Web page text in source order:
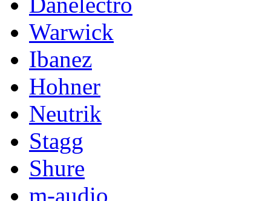
Warwick
Ibanez
Hohner
Neutrik
Stagg
Shure
m-audio